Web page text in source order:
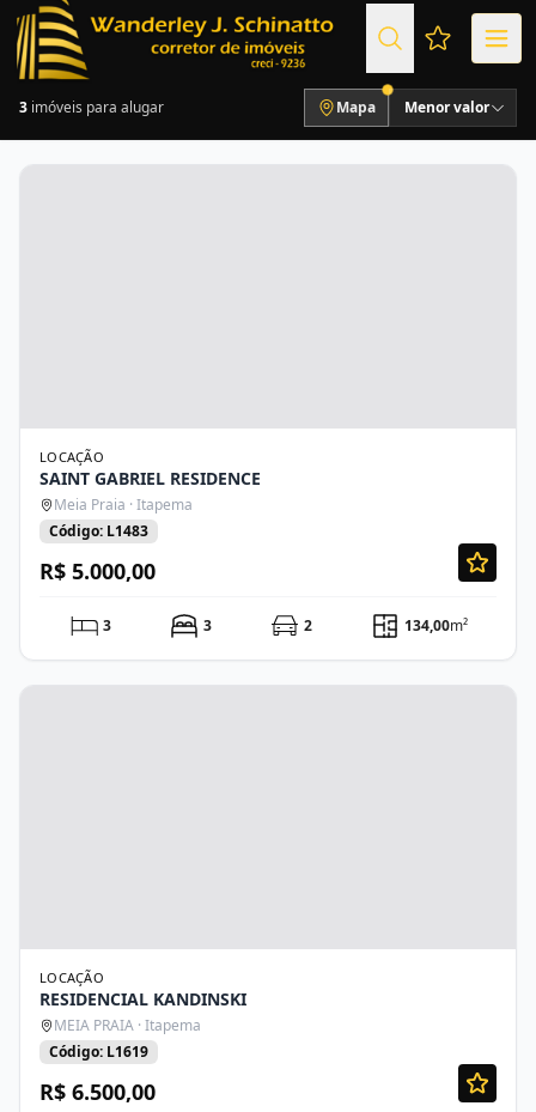
Favoritos
3 imóveis para alugar Mapa Menor valor
LOCAÇÃO
SAINT GABRIEL RESIDENCE
Meia Praia · Itapema
Código: L1483
R$ 5.000,00
3 3 2 134,00m²
LOCAÇÃO
RESIDENCIAL KANDINSKI
MEIA PRAIA · Itapema
Código: L1619
R$ 6.500,00